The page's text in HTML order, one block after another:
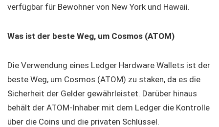
verfügbar für Bewohner von New York und Hawaii.
Was ist der beste Weg, um Cosmos (ATOM)
Die Verwendung eines Ledger Hardware Wallets ist der
beste Weg, um Cosmos (ATOM) zu staken, da es die
Sicherheit der Gelder gewährleistet. Darüber hinaus
behält der ATOM-Inhaber mit dem Ledger die Kontrolle
über die Coins und die privaten Schlüssel.